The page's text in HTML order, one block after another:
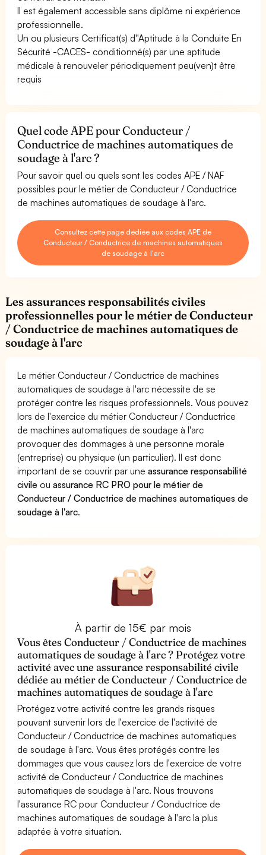
Il est également accessible sans diplôme ni expérience
professionnelle.
Un ou plusieurs Certificat(s) d''Aptitude à la Conduite En
Sécurité -CACES- conditionné(s) par une aptitude
médicale à renouveler périodiquement peu(ven)t être
requis
Quel code APE pour Conducteur /
Conductrice de machines automatiques de
soudage à l'arc ?
Pour savoir quel ou quels sont les codes APE / NAF
possibles pour le métier de Conducteur / Conductrice
de machines automatiques de soudage à l'arc.
Consultez cette page dédiée aux codes APE de
Conducteur / Conductrice de machines automatiques
de soudage à l'arc
Les assurances responsabilités civiles
professionnelles pour le métier de Conducteur
/ Conductrice de machines automatiques de
soudage à l'arc
Le métier Conducteur / Conductrice de machines
automatiques de soudage à l'arc nécessite de se
protéger contre les risques professionnels. Vous pouvez
lors de l'exercice du métier Conducteur / Conductrice
de machines automatiques de soudage à l'arc
provoquer des dommages à une personne morale
(entreprise) ou physique (un particulier). Il est donc
important de se couvrir par uneassurance responsabilité
civile ouassurance RC PRO pour le métier de
Conducteur / Conductrice de machines automatiques de
soudage à l'arc.
À partir de 15€ par mois
Vous êtes Conducteur / Conductrice de machines
automatiques de soudage à l'arc ? Protégez votre
activité avec une assurance responsabilité civile
dédiée au métier de Conducteur / Conductrice de
machines automatiques de soudage à l'arc
Protégez votre activité contre les grands risques
pouvant survenir lors de l'exercice de l'activité de
Conducteur / Conductrice de machines automatiques
de soudage à l'arc. Vous êtes protégés contre les
dommages que vous causez lors de l'exercice de votre
activité de Conducteur / Conductrice de machines
automatiques de soudage à l'arc. Nous trouvons
l'assurance RC pour Conducteur / Conductrice de
machines automatiques de soudage à l'arc la plus
adaptée à votre situation.